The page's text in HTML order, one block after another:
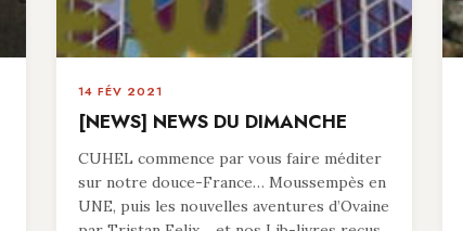
14 FÉV 2021
[NEWS] NEWS DU DIMANCHE
CUHEL commence par vous faire méditer
sur notre douce-France… Moussempès en
UNE, puis les nouvelles aventures d’Ovaine